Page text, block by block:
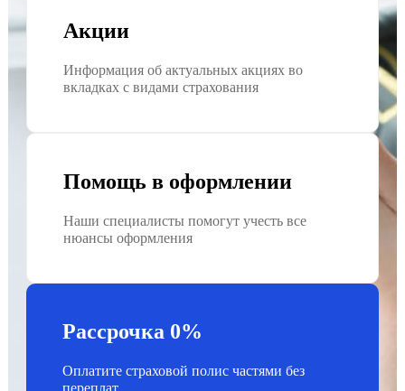
Акции
Информация об актуальных акциях во
вкладках с видами страхования
Помощь в оформлении
Наши специалисты помогут учесть все
нюансы оформления
Рассрочка 0%
Оплатите страховой полис частями без